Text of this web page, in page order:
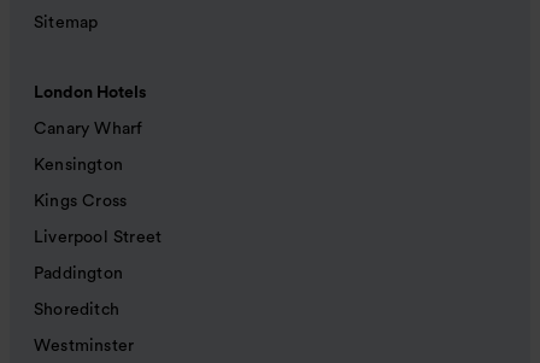
Sitemap
London Hotels
Canary Wharf
Kensington
Kings Cross
Liverpool Street
Paddington
Shoreditch
Westminster